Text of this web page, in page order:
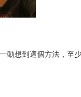
動想到這個方法，至